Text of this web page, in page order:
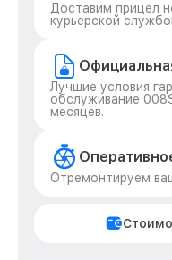
Доставим прицел
курьерской
Лучшие условия
обслуживание
месяцев.
Отремонтируем